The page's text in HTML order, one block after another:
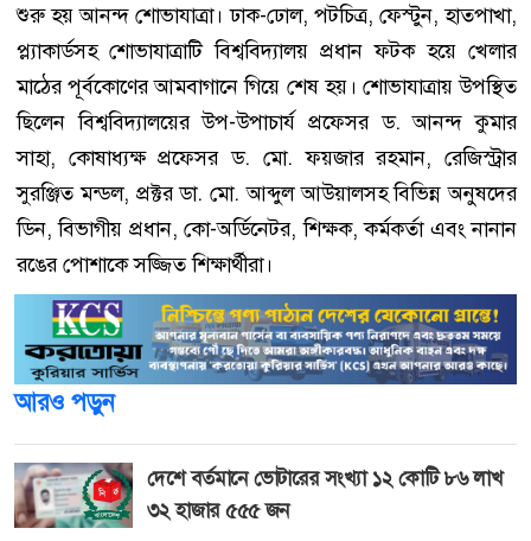
শুরু হয় আনন্দ শোভাযাত্রা। ঢাক-ঢোল, পটচিত্র, ফেস্টুন, হাতপাখা,
প্ল্যাকার্ডসহ শোভাযাত্রাটি বিশ্ববিদ্যালয় প্রধান ফটক হয়ে খেলার
মাঠের পূর্বকোণের আমবাগানে গিয়ে শেষ হয়। শোভাযাত্রায় উপস্থিত
ছিলেন বিশ্ববিদ্যালয়ের উপ-উপাচার্য প্রফেসর ড. আনন্দ কুমার
সাহা, কোষাধ্যক্ষ প্রফেসর ড. মো. ফয়জার রহমান, রেজিস্ট্রার
সুরঞ্জিত মন্ডল, প্রক্টর ডা. মো. আব্দুল আউয়ালসহ বিভিন্ন অনুষদের
ডিন, বিভাগীয় প্রধান, কো-অর্ডিনেটর, শিক্ষক, কর্মকর্তা এবং নানান
রঙের পোশাকে সজ্জিত শিক্ষার্থীরা।
আরও পড়ুন
দেশে বর্তমানে ভোটারের সংখ্যা ১২ কোটি ৮৬ লাখ
৩২ হাজার ৫৫৫ জন